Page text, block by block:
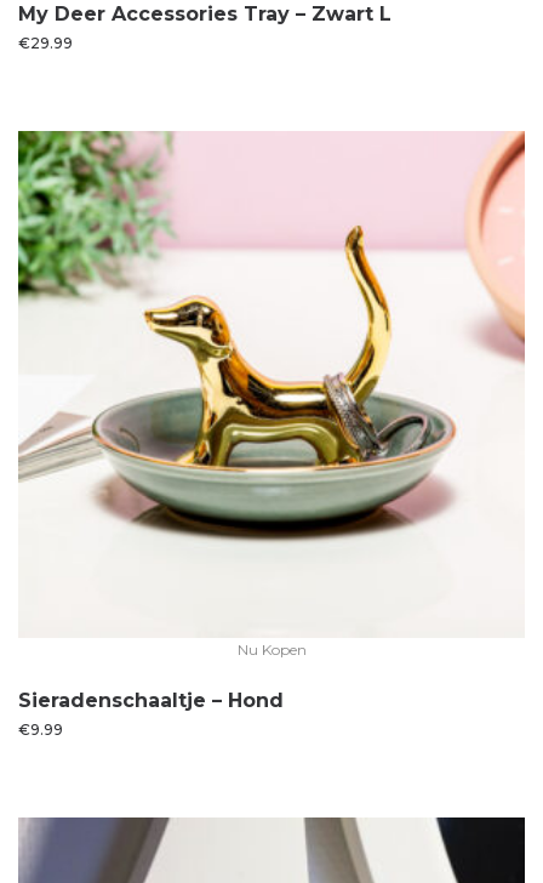
My Deer Accessories Tray – Zwart L
€29.99
Nu Kopen
Sieradenschaaltje – Hond
€9.99